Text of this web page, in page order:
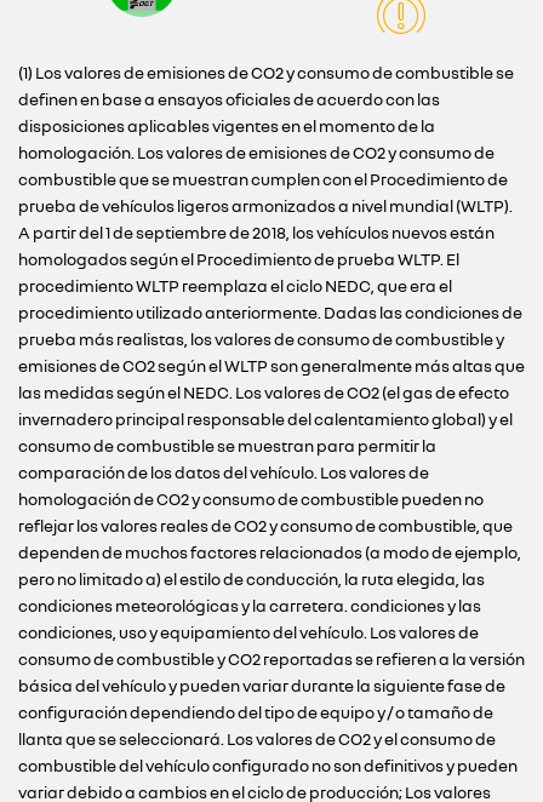
(1) Los valores de emisiones de CO2 y consumo de combustible se
definen en base a ensayos oficiales de acuerdo con las
disposiciones aplicables vigentes en el momento de la
homologación. Los valores de emisiones de CO2 y consumo de
combustible que se muestran cumplen con el Procedimiento de
prueba de vehículos ligeros armonizados a nivel mundial (WLTP).
A partir del 1 de septiembre de 2018, los vehículos nuevos están
homologados según el Procedimiento de prueba WLTP. El
procedimiento WLTP reemplaza el ciclo NEDC, que era el
procedimiento utilizado anteriormente. Dadas las condiciones de
prueba más realistas, los valores de consumo de combustible y
emisiones de CO2 según el WLTP son generalmente más altas que
las medidas según el NEDC. Los valores de CO2 (el gas de efecto
invernadero principal responsable del calentamiento global) y el
consumo de combustible se muestran para permitir la
comparación de los datos del vehículo. Los valores de
homologación de CO2 y consumo de combustible pueden no
reflejar los valores reales de CO2 y consumo de combustible, que
dependen de muchos factores relacionados (a modo de ejemplo,
pero no limitado a) el estilo de conducción, la ruta elegida, las
condiciones meteorológicas y la carretera. condiciones y las
condiciones, uso y equipamiento del vehículo. Los valores de
consumo de combustible y CO2 reportadas se refieren a la versión
básica del vehículo y pueden variar durante la siguiente fase de
configuración dependiendo del tipo de equipo y / o tamaño de
llanta que se seleccionará. Los valores de CO2 y el consumo de
combustible del vehículo configurado no son definitivos y pueden
variar debido a cambios en el ciclo de producción; Los valores